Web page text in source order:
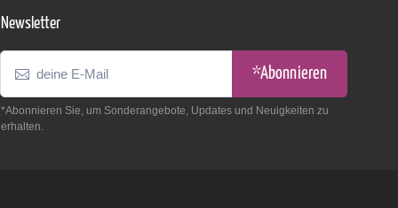
Newsletter
*Abonnieren
*Abonnieren Sie, um Sonderangebote, Updates und Neuigkeiten zu
erhalten.